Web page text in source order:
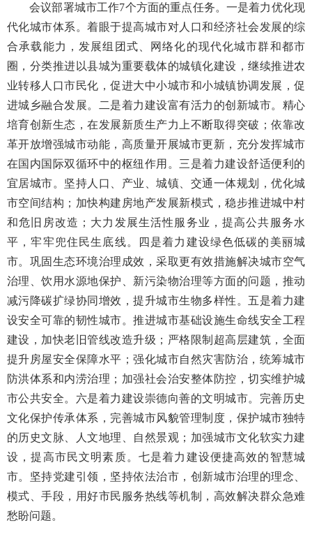
会议部署城市工作7个方面的重点任务。一是着力优化现
代化城市体系。着眼于提高城市对人口和经济社会发展的综
合承载能力，发展组团式、网络化的现代化城市群和都市
圈，分类推进以县城为重要载体的城镇化建设，继续推进农
业转移人口市民化，促进大中小城市和小城镇协调发展，促
进城乡融合发展。二是着力建设富有活力的创新城市。精心
培育创新生态，在发展新质生产力上不断取得突破；依靠改
革开放增强城市动能，高质量开展城市更新，充分发挥城市
在国内国际双循环中的枢纽作用。三是着力建设舒适便利的
宜居城市。坚持人口、产业、城镇、交通一体规划，优化城
市空间结构；加快构建房地产发展新模式，稳步推进城中村
和危旧房改造；大力发展生活性服务业，提高公共服务水
平，牢牢兜住民生底线。四是着力建设绿色低碳的美丽城
市。巩固生态环境治理成效，采取更有效措施解决城市空气
治理、饮用水源地保护、新污染物治理等方面的问题，推动
减污降碳扩绿协同增效，提升城市生物多样性。五是着力建
设安全可靠的韧性城市。推进城市基础设施生命线安全工程
建设，加快老旧管线改造升级；严格限制超高层建筑，全面
提升房屋安全保障水平；强化城市自然灾害防治，统筹城市
防洪体系和内涝治理；加强社会治安整体防控，切实维护城
市公共安全。六是着力建设崇德向善的文明城市。完善历史
文化保护传承体系，完善城市风貌管理制度，保护城市独特
的历史文脉、人文地理、自然景观；加强城市文化软实力建
设，提高市民文明素质。七是着力建设便捷高效的智慧城
市。坚持党建引领，坚持依法治市，创新城市治理的理念、
模式、手段，用好市民服务热线等机制，高效解决群众急难
愁盼问题。